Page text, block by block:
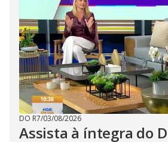
DO R7/03/08/2026
Assista à íntegra do